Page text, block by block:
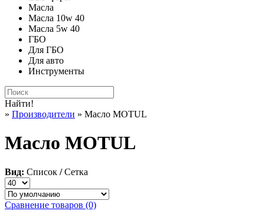
Масла
Масла 10w 40
Масла 5w 40
ГБО
Для ГБО
Для авто
Инструменты
Найти!
» Производители » Масло MOTUL
Масло MOTUL
Вид: Список / Сетка
Сравнение товаров (0)